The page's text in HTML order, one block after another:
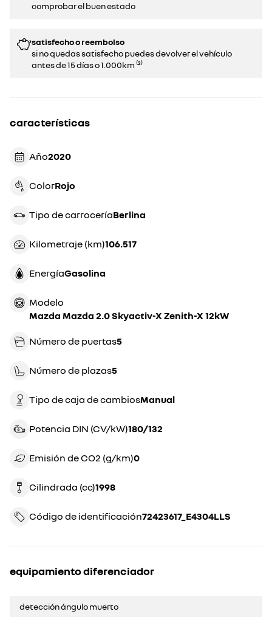
comprobar el buen estado​​
satisfecho o reembolso
si no quedas satisfecho puedes devolver el vehículo
antes de 15 días o 1.000km ⁽²⁾
características
Año 2020
Color rojo
Tipo de carrocería berlina
Kilometraje (km) 106.517
Energía gasolina
Modelo
Mazda Mazda 2.0 Skyactiv-X Zenith-X 12kW
Número de puertas5
Número de plazas5
Tipo de caja de cambios manual
Potencia DIN (CV/kW) 180/132
Emisión de CO2 (g/km)0
Cilindrada (cc) 1998
Código de identificación 72423617_E4304LLS
equipamiento diferenciador
detección ángulo muerto